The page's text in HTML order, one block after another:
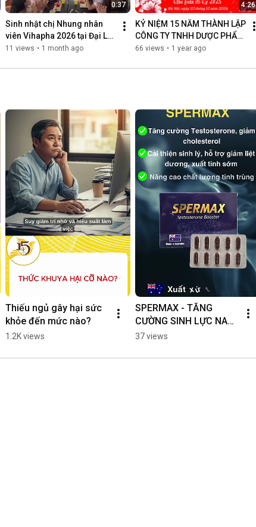
0:37
Sinh nhật chị Nhung nhân
viên Vihapha 2026 tại Đại Lý
Trung Quốc
11 views • 1 month ago
4:26
KỶ NIỆM 15 NĂM THÀNH LẬP
CÔNG TY TNHH DƯỢC PHẨM
VIHAPHA
66 views • 1 year ago
Thiếu ngủ gây hại sức
khỏe đến mức nào?
1.2K views
SPERMAX - TĂNG
CƯỜNG SINH LỰC NAM
GIỚI
37 views